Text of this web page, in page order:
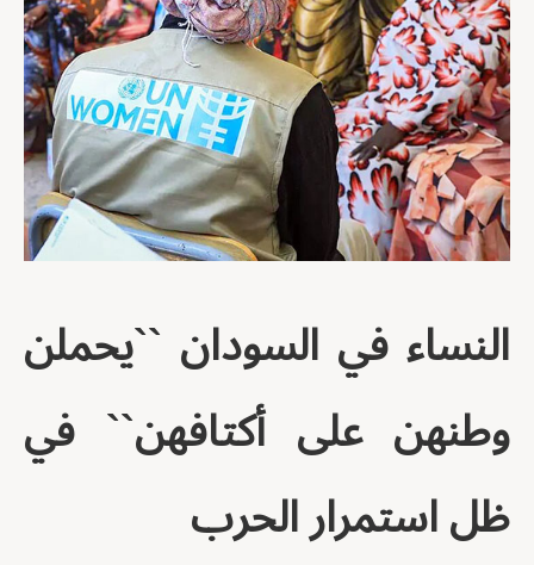
النساء في السودان ``يحملن
وطنهن على أكتافهن`` في
ظل استمرار الحرب